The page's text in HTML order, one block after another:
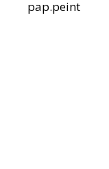
pap.peint